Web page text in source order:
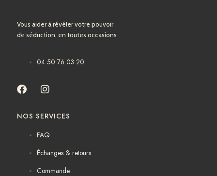
Vous aider à révéler votre pouvoir
de séduction, en toutes occasions
04 50 76 03 20
F
c
e
I
s
t
a
g
r
a
m
NOS SERVICES
FAQ
Échanges & retours
Commande